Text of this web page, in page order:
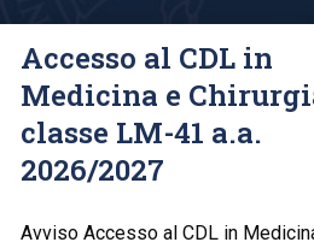
Accesso al CDL in
Medicina e
classe LM-41 a.a.
2026/2027
Avviso Accesso al CDL in